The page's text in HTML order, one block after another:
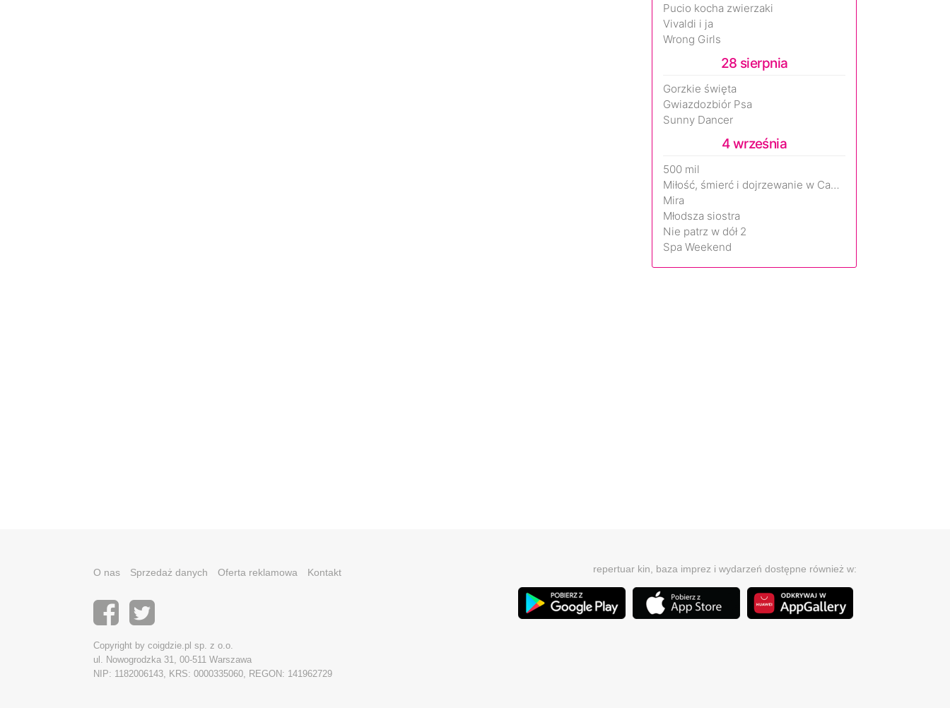
Pucio kocha zwierzaki
Vivaldi i ja
Wrong Girls
28 sierpnia
Gorzkie święta
Gwiazdozbiór Psa
Sunny Dancer
4 września
500 mil
Miłość, śmierć i dojrzewanie w Camp Miasma
Mira
Młodsza siostra
Nie patrz w dół 2
Spa Weekend
O nas Sprzedaż danych Oferta reklamowa Kontakt
Copyright by coigdzie.pl sp. z o.o.
ul. Nowogrodzka 31, 00-511 Warszawa
NIP: 1182006143, KRS: 0000335060, REGON: 141962729
repertuar kin, baza imprez i wydarzeń dostępne również w: